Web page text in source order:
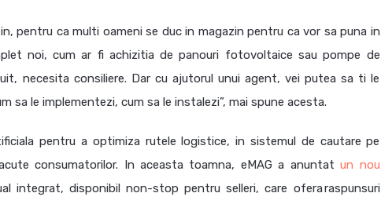
pentru ca multi oameni se duc in magazin pentru ca vor sa puna in
noi, cum ar fi achizitia de panouri fotovoltaice sau pompe de
necesita consiliere. Dar cu ajutorul unui agent, vei putea sa ti le
sa le implementezi, cum sa le instalezi”, mai spune acesta.
pentru a optimiza rutele logistice, in sistemul de cautare pe
consumatorilor. In aceasta toamna, eMAG a anuntatun nou
integrat, disponibil non-stop pentru selleri, care ofera raspunsuri